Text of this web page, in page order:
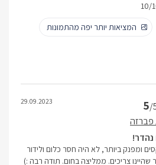
המציאות יותר יפה מהתמונות
5/
פברזה
29.09.2023
ומפנק ביותר, לא היה חסר כלום ולידור
שהיינו צריכים. ממליצה בחום. תודה רבה :)